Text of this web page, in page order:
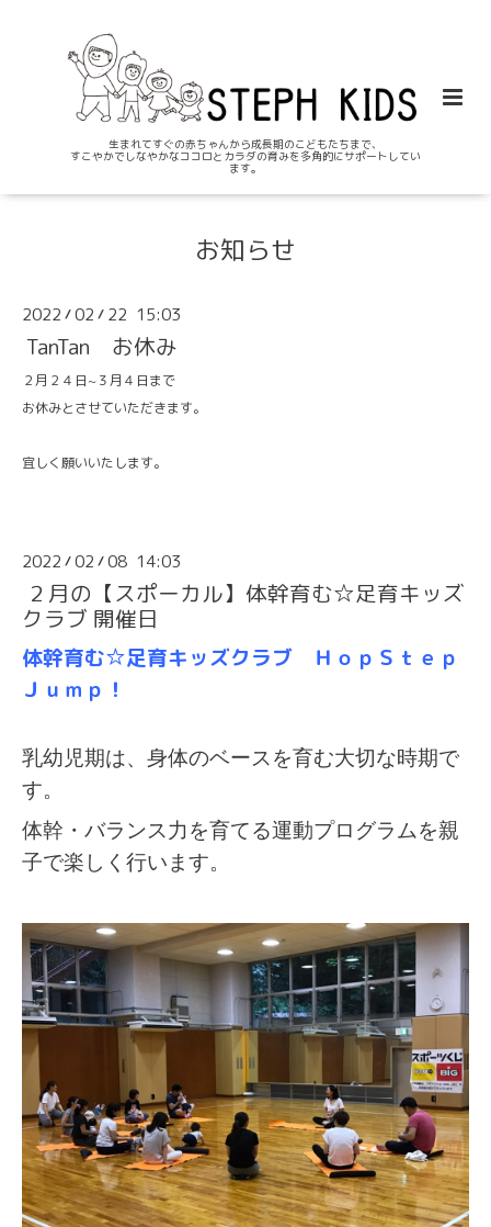
生まれてすぐの赤ちゃんから成長期のこどもたちまで、
すこやかでしなやかなココロとカラダの育みを多角的にサポートしてい
ます。
お知らせ
2022 /02 / 22 15:03
TanTan お休み
２月２４日~３月４日まで
お休みとさせていただきます。
宜しく願いいたします。
2022 /02 /08 14:03
２月の【スポーカル】体幹育む☆足育キッズ
クラブ 開催日
体幹育む☆足育キッズクラブ ＨｏｐＳｔｅｐ
Ｊｕｍｐ！
乳幼児期は、身体のベースを育む大切な時期で
す。
体幹・バランス力を育てる運動プログラムを親
子で楽しく行います。